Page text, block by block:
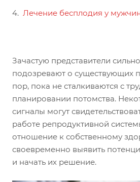
Лечение бесплодия у
Зачастую представители
подозревают о существующих
пор, пока не сталкиваются с
планировании потомства.
сигналы могут
работе репродуктивной
отношение к собственному
своевременно выявить
и начать их решение.